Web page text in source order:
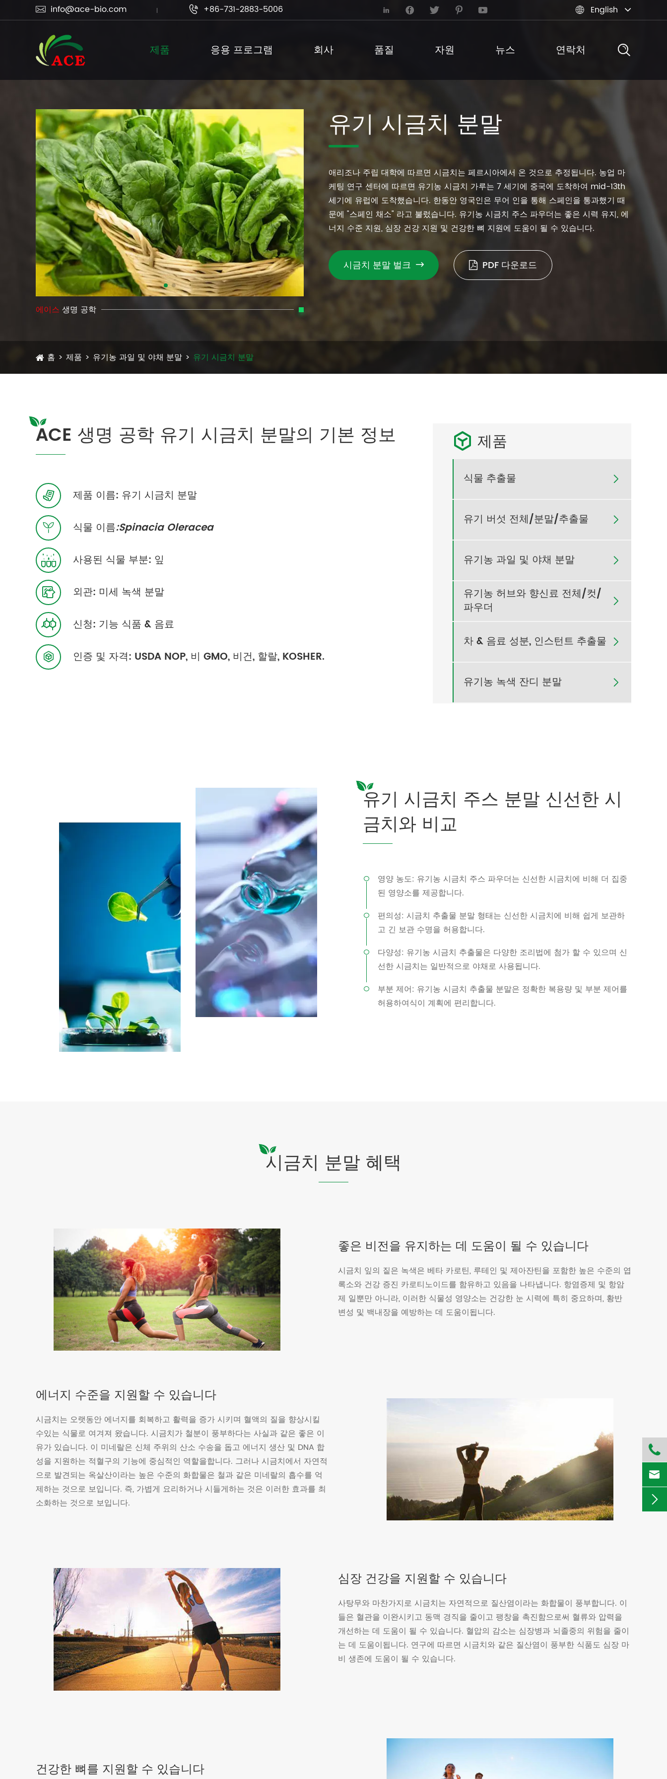
 info@ace-bio.com  +86-731-2883-5006       English
제품 응용 프로그램 회사 품질 자원 뉴스 연락처
에이스 생명 공학
유기 시금치 분말
애리조나 주립 대학에 따르면 시금치는 페르시아에서 온 것으로 추정됩니다. 농업 마
케팅 연구 센터에 따르면 유기농 시금치 가루는 7 세기에 중국에 도착하여 mid-13th
세기에 유럽에 도착했습니다. 한동안 영국인은 무어 인을 통해 스페인을 통과했기 때
문에 "스페인 채소" 라고 불렀습니다. 유기농 시금치 주스 파우더는 좋은 시력 유지, 에
너지 수준 지원, 심장 건강 지원 및 건강한 뼈 지원에 도움이 될 수 있습니다.
시금치 분말 벌크  PDF 다운로드
홈 제품 유기농 과일 및 야채 분말 유기 시금치 분말
ACE 생명 공학 유기 시금치 분말의 기본 정보
 제품 이름: 유기 시금치 분말
 식물 이름:Spinacia Oleracea
 사용된 식물 부분: 잎
 외관: 미세 녹색 분말
 신청: 기능 식품 & 음료
 인증 및 자격: USDA NOP, 비 GMO, 비건, 할랄, KOSHER.
 제품
식물 추출물 
유기 버섯 전체/분말/추출물 
유기농 과일 및 야채 분말 
유기농 허브와 향신료 전체/컷/
파우더

차 & 음료 성분, 인스턴트 추출물 
유기농 녹색 잔디 분말 
유기 시금치 주스 분말 신선한 시
금치와 비교
영양 농도: 유기농 시금치 주스 파우더는 신선한 시금치에 비해 더 집중
된 영양소를 제공합니다.
편의성: 시금치 추출물 분말 형태는 신선한 시금치에 비해 쉽게 보관하
고 긴 보관 수명을 허용합니다.
다양성: 유기농 시금치 추출물은 다양한 조리법에 첨가 할 수 있으며 신
선한 시금치는 일반적으로 야채로 사용됩니다.
부분 제어: 유기농 시금치 추출물 분말은 정확한 복용량 및 부분 제어를
허용하여식이 계획에 편리합니다.
시금치 분말 혜택
좋은 비전을 유지하는 데 도움이 될 수 있습니다
시금치 잎의 짙은 녹색은 베타 카로틴, 루테인 및 제아잔틴을 포함한 높은 수준의 엽
록소와 건강 증진 카로티노이드를 함유하고 있음을 나타냅니다. 항염증제 및 항암
제 일뿐만 아니라, 이러한 식물성 영양소는 건강한 눈 시력에 특히 중요하며, 황반
변성 및 백내장을 예방하는 데 도움이됩니다.
에너지 수준을 지원할 수 있습니다
시금치는 오랫동안 에너지를 회복하고 활력을 증가 시키며 혈액의 질을 향상시킬
수있는 식물로 여겨져 왔습니다. 시금치가 철분이 풍부하다는 사실과 같은 좋은 이
유가 있습니다. 이 미네랄은 신체 주위의 산소 수송을 돕고 에너지 생산 및 DNA 합
성을 지원하는 적혈구의 기능에 중심적인 역할을합니다. 그러나 시금치에서 자연적
으로 발견되는 옥살산이라는 높은 수준의 화합물은 철과 같은 미네랄의 흡수를 억
제하는 것으로 보입니다. 즉, 가볍게 요리하거나 시들게하는 것은 이러한 효과를 최
소화하는 것으로 보입니다.
심장 건강을 지원할 수 있습니다
사탕무와 마찬가지로 시금치는 자연적으로 질산염이라는 화합물이 풍부합니다. 이
들은 혈관을 이완시키고 동맥 경직을 줄이고 팽창을 촉진함으로써 혈류와 압력을
개선하는 데 도움이 될 수 있습니다. 혈압의 감소는 심장병과 뇌졸중의 위험을 줄이
는 데 도움이됩니다. 연구에 따르면 시금치와 같은 질산염이 풍부한 식품도 심장 마
비 생존에 도움이 될 수 있습니다.
건강한 뼈를 지원할 수 있습니다


